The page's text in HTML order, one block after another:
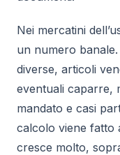
Nei mercatini
un numero
diverse, articoli
eventuali caparre,
mandato e casi
calcolo viene fatto
cresce molto,